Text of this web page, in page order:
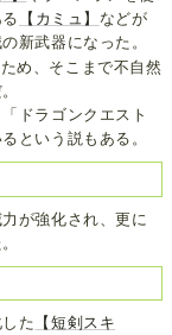
【カミュ】 などが
新武器になった。
め、そこまで不自然
ドラゴンクエスト
という説もある。
が強化され、更に
た 【短剣スキ